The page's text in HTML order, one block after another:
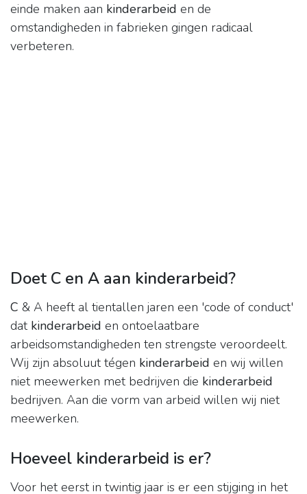
einde maken aan kinderarbeid en de
omstandigheden in fabrieken gingen radicaal
verbeteren.
Doet C en A aan kinderarbeid?
C & A heeft al tientallen jaren een 'code of conduct'
dat kinderarbeid en ontoelaatbare
arbeidsomstandigheden ten strengste veroordeelt.
Wij zijn absoluut tégen kinderarbeid en wij willen
niet meewerken met bedrijven die kinderarbeid
bedrijven. Aan die vorm van arbeid willen wij niet
meewerken.
Hoeveel kinderarbeid is er?
Voor het eerst in twintig jaar is er een stijging in het